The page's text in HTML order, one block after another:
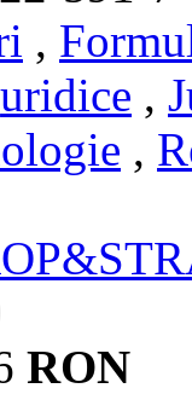
,
,
,
RON